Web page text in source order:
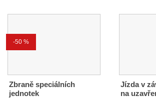
-50 %
Zbraně speciálních
jednotek
Jízda v
na